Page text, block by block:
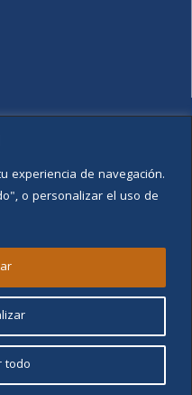
experiencia de navegación.
o personalizar el uso de
todo